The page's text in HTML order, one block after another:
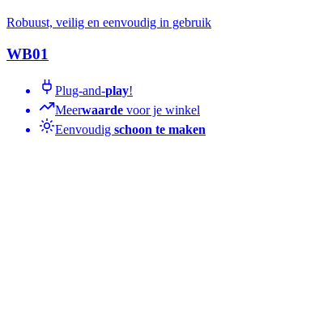
Robuust, veilig en eenvoudig in gebruik
WB01
Plug-and-play!
Meerwaarde voor je winkel
Eenvoudig schoon te maken